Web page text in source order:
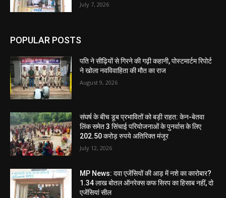
July 7, 2026
POPULAR POSTS
पति ने सीढ़ियों से गिरने की गढ़ी कहानी, पोस्टमार्टम रिपोर्ट
ने खोला नवविवाहिता की मौत का राज
August 9, 2026
संघर्ष के बीच डूब प्रभावितों को बड़ी राहत: केन-बेतवा
लिंक समेत 3 सिंचाई परियोजनाओं के पुनर्वास के लिए
202.50 करोड़ रुपये अतिरिक्त मंजूर
July 12, 2026
MP News: दवा एजेंसियों की आड़ में नशे का कारोबार?
1.34 लाख बोतल ऑनरेक्स कफ सिरप का हिसाब नहीं, दो
एजेंसियां सील